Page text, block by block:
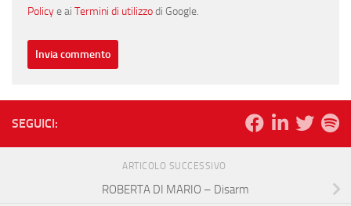
Policye ai Termini di utilizzodi Google.
SEGUICI:
ARTICOLO SUCCESSIVO
ROBERTA DI MARIO – Disarm